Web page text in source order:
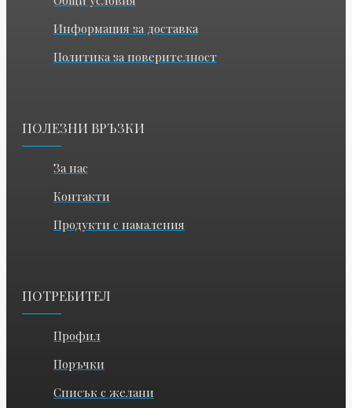
Информация за доставка
Политика за поверителност
ПОЛЕЗНИ ВРЪЗКИ
За нас
Контакти
Продукти с намаления
ПОТРЕБИТЕЛ
Профил
Поръчки
Списък с желани